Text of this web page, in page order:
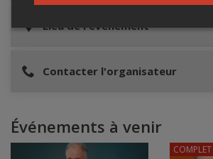
Lieu de l'événement
Contacter l'organisateur
Événements à venir
COMPLET